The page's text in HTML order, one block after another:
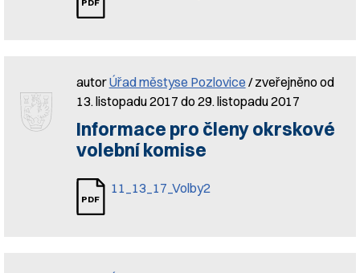
autorÚřad městyse Pozlovice / zveřejněno od
13. listopadu 2017 do 29. listopadu 2017
Informace pro členy okrskové
volební komise
11_13_17_Volby2